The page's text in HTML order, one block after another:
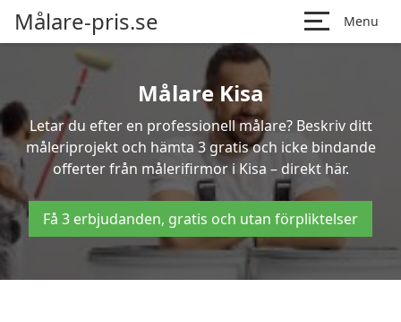
Målare-pris.se Menu
Målare Kisa
Letar du efter en professionell målare? Beskriv ditt
måleriprojekt och hämta 3 gratis och icke bindande
offerter från målerifirmor i Kisa – direkt här.
Få 3 erbjudanden, gratis och utan förpliktelser